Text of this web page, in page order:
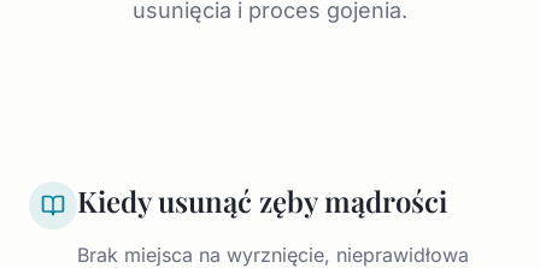
usunięcia i proces gojenia.
Kiedy usunąć zęby mądrości
Brak miejsca na wyrznięcie, nieprawidłowa